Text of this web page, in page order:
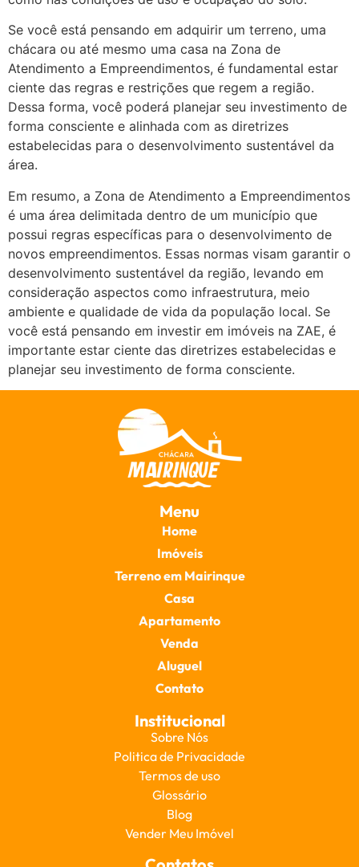
Se você está pensando em adquirir um terreno, uma
chácara ou até mesmo uma casa na Zona de
Atendimento a Empreendimentos, é fundamental estar
ciente das regras e restrições que regem a região.
Dessa forma, você poderá planejar seu investimento de
forma consciente e alinhada com as diretrizes
estabelecidas para o desenvolvimento sustentável da
área.
Em resumo, a Zona de Atendimento a Empreendimentos
é uma área delimitada dentro de um município que
possui regras específicas para o desenvolvimento de
novos empreendimentos. Essas normas visam garantir o
desenvolvimento sustentável da região, levando em
consideração aspectos como infraestrutura, meio
ambiente e qualidade de vida da população local. Se
você está pensando em investir em imóveis na ZAE, é
importante estar ciente das diretrizes estabelecidas e
planejar seu investimento de forma consciente.
Menu
Home
Imóveis
Terreno em Mairinque
Casa
Apartamento
Venda
Aluguel
Contato
Institucional
Sobre Nós
Politica de Privacidade
Termos de uso
Glossário
Blog
Vender Meu Imóvel